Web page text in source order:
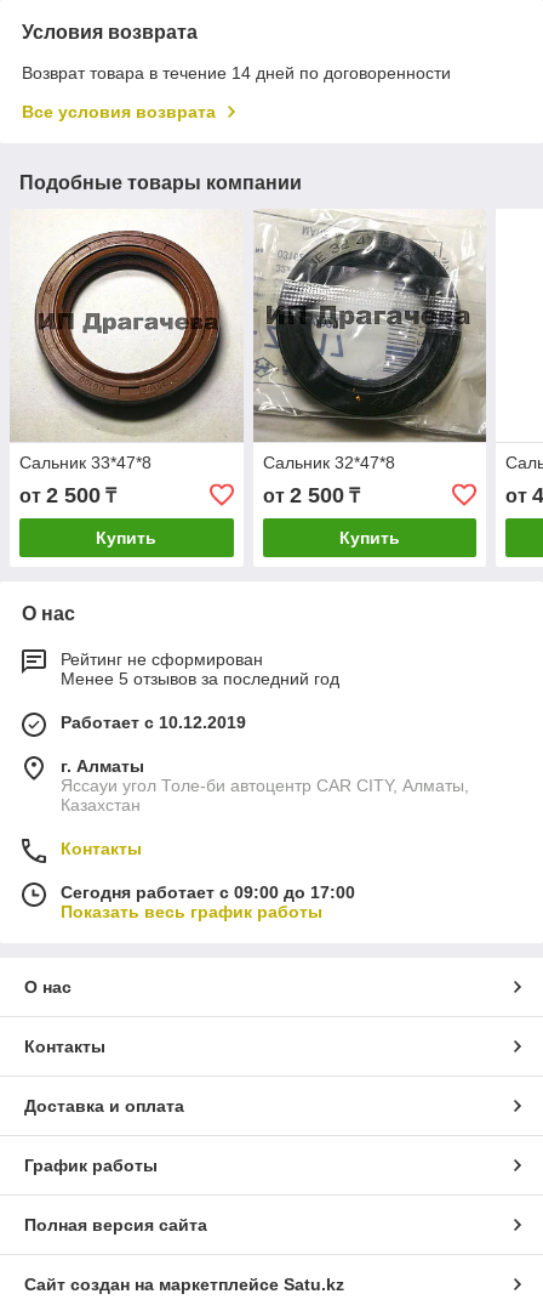
Условия возврата
Возврат товара в течение 14 дней по договоренности
Все условия возврата
Подобные товары компании
Сальник 33*47*8
от 2 500 ₸
Купить
Сальник 32*47*8
от 2 500₸
Купить
от
О нас
Рейтинг не сформирован
Менее 5 отзывов за последний год
Работает с 10.12.2019
г. Алматы
Яссауи угол Толе-би автоцентр CAR CITY, Алматы,
Казахстан
Контакты
Сегодня работает с 09:00 до 17:00
Показать весь график работы
О нас
Контакты
Доставка и оплата
График работы
Полная версия сайта
Сайт создан на маркетплейсе Satu.kz